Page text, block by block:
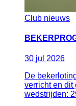
Club nieuws
30 jul 2026
De
verricht en dit
wedstrijden: